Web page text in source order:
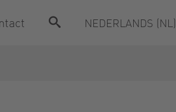
NEDERLANDS (NL)